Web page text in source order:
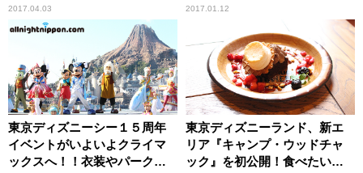
走！」がいよいよ開幕！
2017.04.03 2017.01.12
東京ディズニーシー１５周年
イベントがいよいよクライマ
ックスへ！！衣装やパークの
東京ディズニーランド、新エ
リア『キャンプ・ウッドチャ
ック』を初公開！食べたいグ